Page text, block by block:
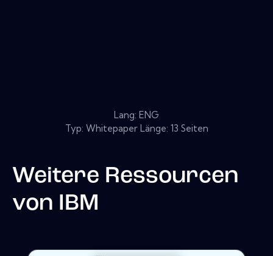
Lang: ENG
Typ: Whitepaper Länge: 13 Seiten
Weitere Ressourcen
von IBM